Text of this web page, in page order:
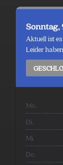
Sonntag,
Aktuell ist
Leider
Mo.
Di.
Mi.
Do.